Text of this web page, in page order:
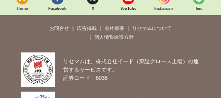
Home Facebook X YouTube Instagram line
お問合せ 広告掲載 会社概要
リセマムについて
個人情報保護方針
リセマムは、株式会社イード（東証グロース上場）の運
営するサービスです。
証券コード：6038